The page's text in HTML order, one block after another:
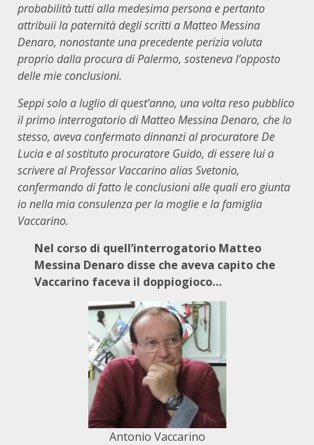
probabilità tutti alla medesima persona e pertanto
attribuii la paternità degli scritti a Matteo Messina
Denaro, nonostante una precedente perizia voluta
proprio dalla procura di Palermo, sosteneva l’opposto
delle mie conclusioni.
Seppi solo a luglio di quest’anno, una volta reso pubblico
il primo interrogatorio di Matteo Messina Denaro, che lo
stesso, aveva confermato dinnanzi al procuratore De
Lucia e al sostituto procuratore Guido, di essere lui a
scrivere al Professor Vaccarino alias Svetonio,
confermando di fatto le conclusioni alle quali ero giunta
io nella mia consulenza per la moglie e la famiglia
Vaccarino.
Nel corso di quell’interrogatorio Matteo
Messina Denaro disse che aveva capito che
Vaccarino faceva il doppiogioco…
Antonio Vaccarino